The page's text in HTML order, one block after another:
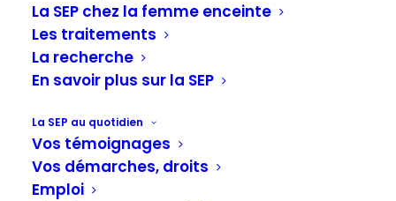
La SEP chez la femme enceinte
Les traitements
La recherche
En savoir plus sur la SEP
La SEP au quotidien
Vos témoignages
Vos démarches, droits
Emploi
09/02/2023
Les troubles cognitifs liés à la
SEP